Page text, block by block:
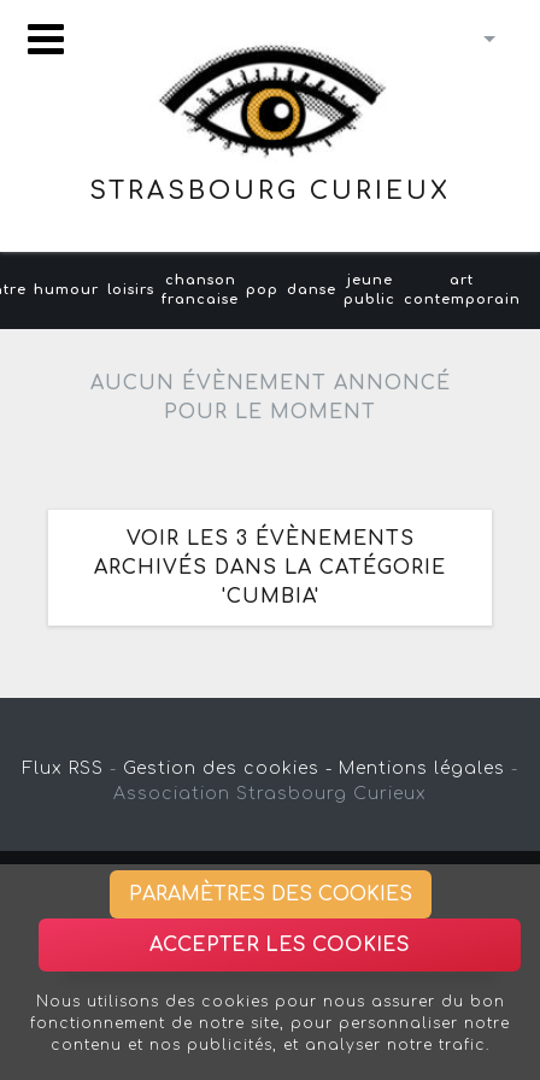
STRASBOURG CURIEUX
humour loisirs
chanson
francaise
pop danse
jeune
public
art
contemporain
AUCUN ÉVÈNEMENT ANNONCÉ
POUR LE MOMENT
VOIR LES 3 ÉVÈNEMENTS
ARCHIVÉS DANS LA CATÉGORIE
'CUMBIA'
Flux RSS - Gestion des cookies - Mentions légales -
Association Strasbourg Curieux
PARAMÈTRES DES COOKIES
ACCEPTER LES COOKIES
Nous utilisons des cookies pour nous assurer du bon
fonctionnement de notre site, pour personnaliser notre
contenu et nos publicités, et analyser notre trafic.